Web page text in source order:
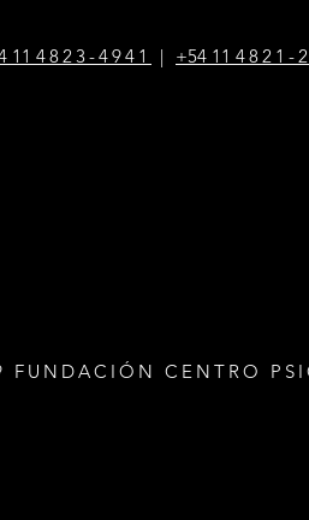
1 1 4823-4941 | +54 1 1 4821-
FUNDACIÓN CENTRO